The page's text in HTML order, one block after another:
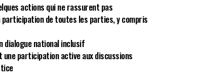
actions qui ne rassurent pas
participation de toutes les parties, y compris
dialogue national inclusif
une participation active aux discussions